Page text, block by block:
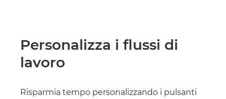
Personalizza i flussi di
lavoro
Risparmia tempo personalizzando i pulsanti